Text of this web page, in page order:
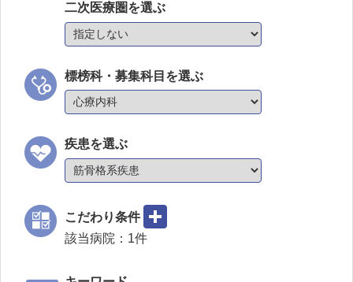
二次医療圏を選ぶ
標榜科・募集科目を選ぶ
疾患を選ぶ
こだわり条件
該当病院： 1件